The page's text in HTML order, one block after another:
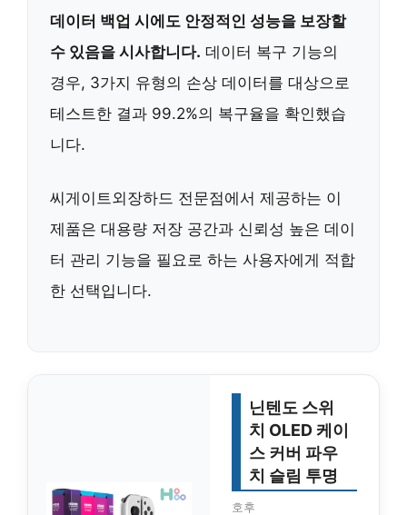
데이터 백업 시에도 안정적인 성능을 보장할
수 있음을 시사합니다. 데이터 복구 기능의
경우, 3가지 유형의 손상 데이터를 대상으로
테스트한 결과 99.2%의 복구율을 확인했습
니다.
씨게이트외장하드 전문점에서 제공하는 이
제품은 대용량 저장 공간과 신뢰성 높은 데이
터 관리 기능을 필요로 하는 사용자에게 적합
한 선택입니다.
닌텐도 스위
치 OLED 케이
스 커버 파우
치 슬림 투명
호후